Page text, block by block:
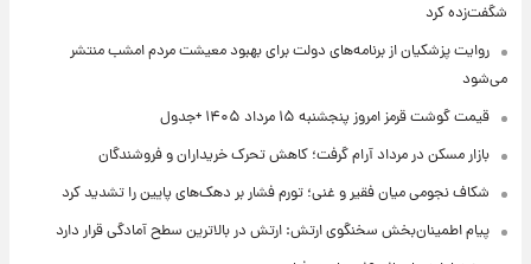
شگفت‌زده کرد
روایت پزشکیان از برنامه‌های دولت برای بهبود معیشت مردم امشب منتشر
می‌شود
قیمت گوشت قرمز امروز پنجشنبه ۱۵ مرداد ۱۴۰۵ +جدول
بازار مسکن در مرداد آرام گرفت؛ کاهش تحرک خریداران و فروشندگان
شکاف نجومی میان فقیر و غنی؛ تورم فشار بر دهک‌های پایین را تشدید کرد
پیام اطمینان‌بخش سخنگوی ارتش: ارتش در بالاترین سطح آمادگی قرار دارد